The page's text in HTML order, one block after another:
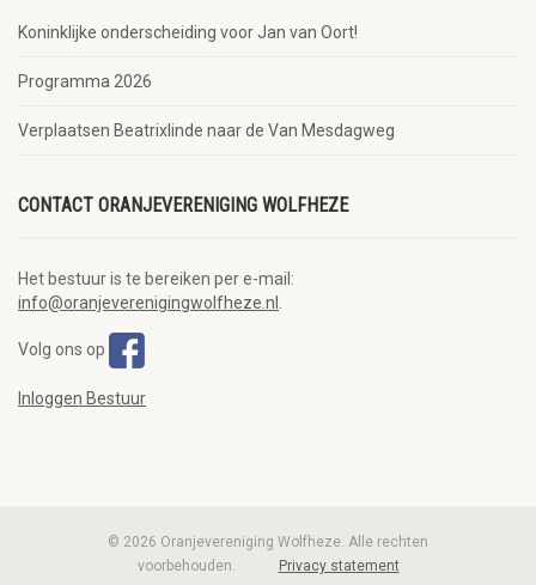
Koninklijke onderscheiding voor Jan van Oort!
Programma 2026
Verplaatsen Beatrixlinde naar de Van Mesdagweg
CONTACT ORANJEVERENIGING WOLFHEZE
Het bestuur is te bereiken per e-mail:
info@oranjeverenigingwolfheze.nl
Volg ons op
Inloggen Bestuur
© 2026 Oranjevereniging Wolfheze. Alle rechten
voorbehouden.
Privacy statement